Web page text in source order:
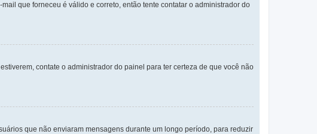
que forneceu é válido e correto, então tente contatar o administrador do
contate o administrador do painel para ter certeza de que você não
que não enviaram mensagens durante um longo período, para reduzir